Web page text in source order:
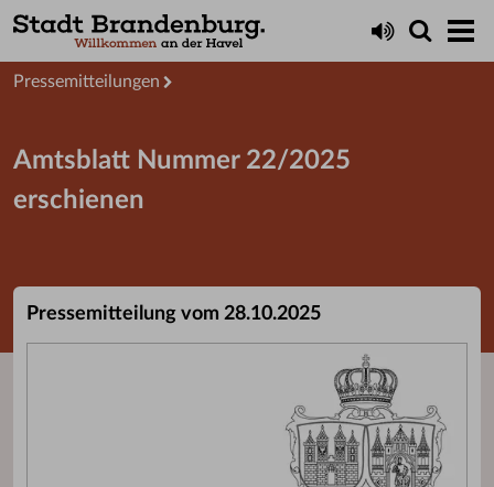
Presseservice
Pressemitteilungen
Amtsblatt Nummer 22/2025
erschienen
Pressemitteilung vom 28.10.2025